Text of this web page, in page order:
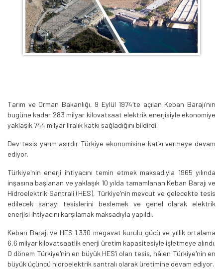
Tarım ve Orman Bakanlığı, 9 Eylül 1974'te açılan Keban Barajı'nın
bugüne kadar 283 milyar kilovatsaat elektrik enerjisiyle ekonomiye
yaklaşık 744 milyar liralık katkı sağladığını bildirdi.
Dev tesis yarım asırdır Türkiye ekonomisine katkı vermeye devam
ediyor.
Türkiye'nin enerji ihtiyacını temin etmek maksadıyla 1965 yılında
inşasına başlanan ve yaklaşık 10 yılda tamamlanan Keban Barajı ve
Hidroelektrik Santrali (HES), Türkiye'nin mevcut ve gelecekte tesis
edilecek sanayi tesislerini beslemek ve genel olarak elektrik
enerjisi ihtiyacını karşılamak maksadıyla yapıldı.
Keban Barajı ve HES 1.330 megavat kurulu gücü ve yıllık ortalama
6,6 milyar kilovatsaatlik enerji üretim kapasitesiyle işletmeye alındı.
O dönem Türkiye'nin en büyük HES'i olan tesis, hâlen Türkiye'nin en
büyük üçüncü hidroelektrik santralı olarak üretimine devam ediyor.